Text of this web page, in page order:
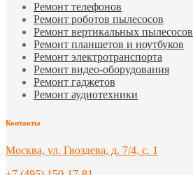
Ремонт телефонов
Ремонт роботов пылесосов
Ремонт вертикальных пылесосов
Ремонт планшетов и ноутбуков
Ремонт электротранспорта
Ремонт видео-оборудования
Ремонт гаджетов
Ремонт аудиотехники
Контакты
Москва, ул. Гвоздева, д. 7/4, с. 1